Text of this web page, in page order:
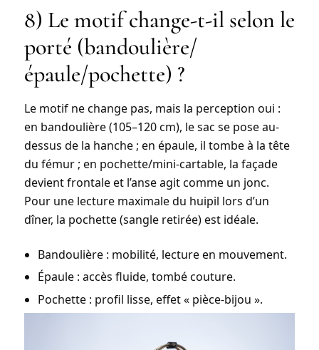
8) Le motif change-t-il selon le
porté (bandoulière/
épaule/pochette) ?
Le motif ne change pas, mais la perception oui :
en bandoulière (105–120 cm), le sac se pose au-
dessus de la hanche ; en épaule, il tombe à la tête
du fémur ; en pochette/mini-cartable, la façade
devient frontale et l’anse agit comme un jonc.
Pour une lecture maximale du huipil lors d’un
dîner, la pochette (sangle retirée) est idéale.
Bandoulière : mobilité, lecture en mouvement.
Épaule : accès fluide, tombé couture.
Pochette : profil lisse, effet « pièce-bijou ».